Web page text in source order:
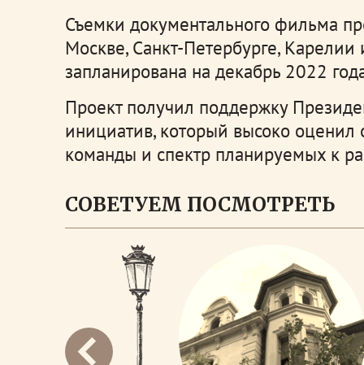
Съемки документального фильма
Москве, Санкт-Петербурге,
запланирована на декабрь 2022
Проект получил поддержку
инициатив, который высоко
команды и спектр планируемых к
СОВЕТУЕМ ПОСМОТРЕТЬ